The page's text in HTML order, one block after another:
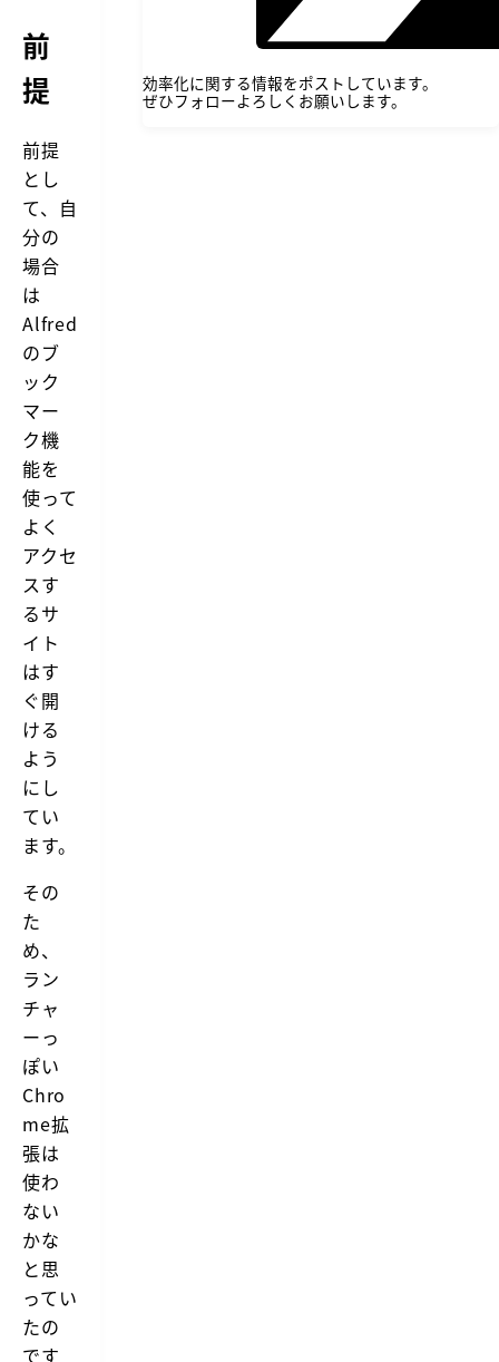
前
提
前提
とし
て、自
分の
場合
は
Alfred
のブ
ック
マー
ク機
能を
使って
よく
アクセ
スす
るサ
イト
はす
ぐ開
ける
よう
にし
てい
ます。
その
た
め、
ラン
チャ
ーっ
ぽい
Chro
me拡
張は
使わ
ない
かな
と思
ってい
たの
です
効率化に関する情報をポストしています。
ぜひフォローよろしくお願いします。